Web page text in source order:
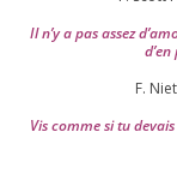
Il n’y a pas assez
F.
Vis comme si tu